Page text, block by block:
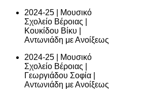
2024-25 | Μουσικό
Σχολείο Βέροιας |
Κουκίδου Βίκυ |
Αντωνιάδη με Ανοίξεως
2024-25 | Μουσικό
Σχολείο Βέροιας |
Γεωργιάδου Σοφία |
Αντωνιάδη με Ανοίξεως